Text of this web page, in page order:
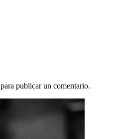
para publicar un comentario.